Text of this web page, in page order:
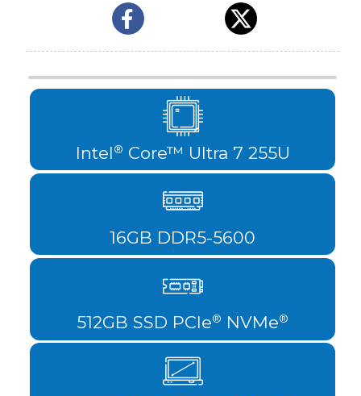
Intel® Core™ Ultra 7 255U
16GB DDR5-5600
512GB SSD PCIe® NVMe®